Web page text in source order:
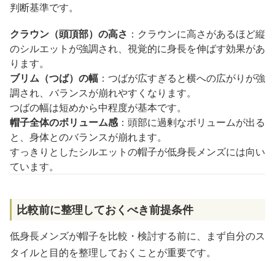
判断基準です。
クラウン（頭頂部）の高さ ：クラウンに高さがあるほど縦
のシルエットが強調され、視覚的に身長を伸ばす効果があ
ります。
ブリム（つば）の幅 ：つばが広すぎると横への広がりが強
調され、バランスが崩れやすくなります。
つばの幅は短めから中程度が基本です。
帽子全体のボリューム感：頭部に過剰なボリュームが出る
と、身体とのバランスが崩れます。
すっきりとしたシルエットの帽子が低身長メンズには向い
ています。
比較前に整理しておくべき前提条件
低身長メンズが帽子を比較・検討する前に、まず自分のス
タイルと目的を整理しておくことが重要です。